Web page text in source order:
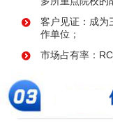
客户见证：成为
作单位；
市场占有率：